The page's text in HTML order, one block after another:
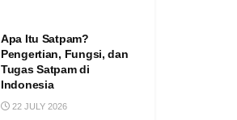
Apa Itu Satpam?
Pengertian, Fungsi, dan
Tugas Satpam di
Indonesia
22 JULY 2026